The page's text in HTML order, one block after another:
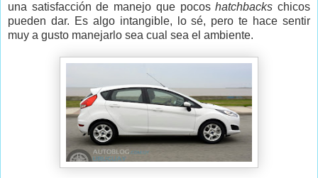
una satisfacción de manejo que pocoshatchbackschicos
pueden dar. Es algo intangible, lo sé, pero te hace sentir
muy a gusto manejarlo sea cual sea el ambiente.